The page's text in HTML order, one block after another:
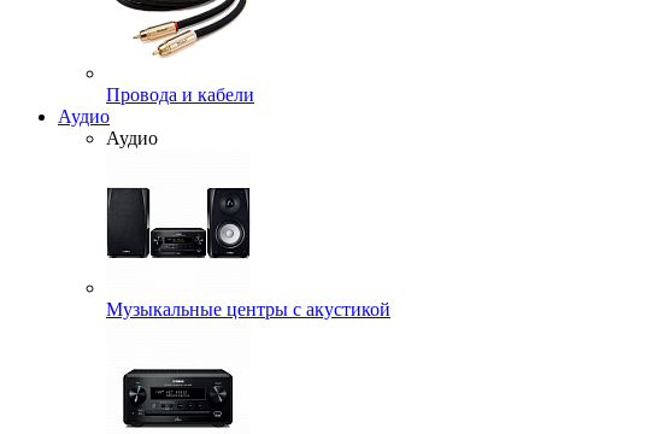
Провода и кабели
Аудио
Аудио
Музыкальные центры с акустикой